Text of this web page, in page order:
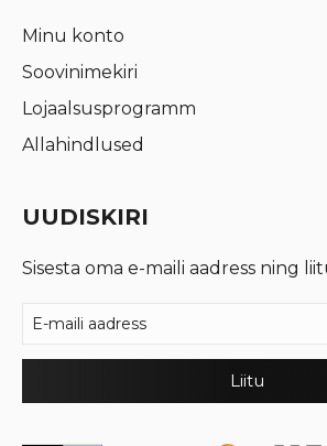
Minu konto
Soovinimekiri
Lojaalsusprogramm
Allahindlused
UUDISKIRI
Sisesta oma e-maili aadress ning